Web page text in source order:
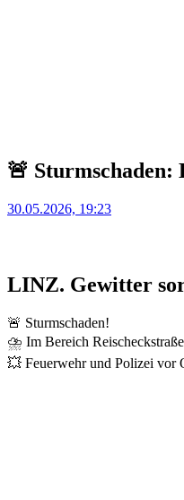
🚨 Sturmschaden:
Posted
30.05.2026, 19:23
LINZ. Gewitter
🚨 Sturmschaden!
⛈️ Im Bereich
💥 Feuerwehr und Polizei vor